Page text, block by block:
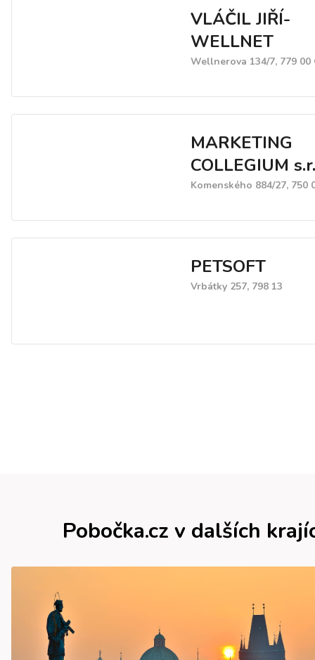
VLÁČIL JIŘÍ-
WELLNET
Wellnerova 134/7, 779 00
MARKETING
COLLEGIUM
Komenského 884/27, 750
PETSOFT
Vrbátky 257, 798 13
Pobočka.cz v dalších